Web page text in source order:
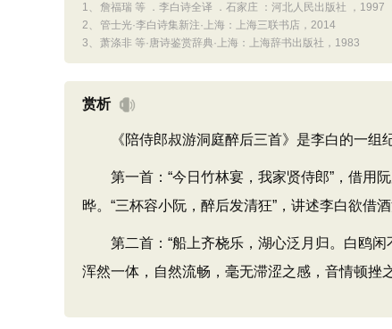
1、 詹福瑞 等 ．李白诗全译 ．石家庄 ：河北人民出版社 ，1997
2、 管士光·李白诗集新注·上海：上海三联书店，2014
3、 萧涤非 等·唐诗鉴赏辞典·上海：上海辞书出版社，1983
赏析
《陪侍郎叔游洞庭醉后三首》是李白的一组纪
第一首：“今日竹林宴，我家贤侍郎”，借用阮
晔。“三杯容小阮，醉后发清狂”，讲述李白欲借
第二首：“船上齐桡乐，湖心泛月归。白鸥闲
浑然一体，自然流畅，毫无滞涩之感，音情顿挫